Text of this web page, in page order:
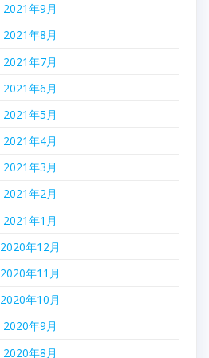
2021年9月
2021年8月
2021年7月
2021年6月
2021年5月
2021年4月
2021年3月
2021年2月
2021年1月
2020年12月
2020年11月
2020年10月
2020年9月
2020年8月